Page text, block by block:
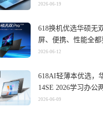
2026-06-19
618换机优选华硕无
屏、便携、性能全都
2026-06-12
618AI轻薄本优选，
14SE 2026学习办公
2026-06-09